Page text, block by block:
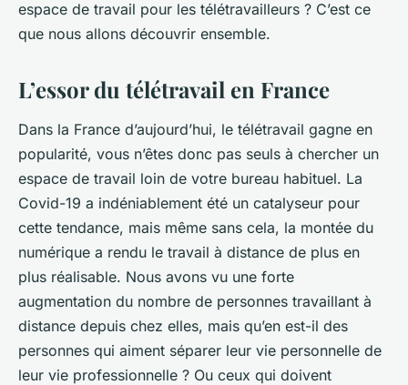
espace de travail pour les télétravailleurs ? C’est ce
que nous allons découvrir ensemble.
L’essor du télétravail en France
Dans la France d’aujourd’hui, le télétravail gagne en
popularité, vous n’êtes donc pas seuls à chercher un
espace de travail loin de votre bureau habituel. La
Covid-19 a indéniablement été un catalyseur pour
cette tendance, mais même sans cela, la montée du
numérique a rendu le travail à distance de plus en
plus réalisable. Nous avons vu une forte
augmentation du nombre de personnes travaillant à
distance depuis chez elles, mais qu’en est-il des
personnes qui aiment séparer leur vie personnelle de
leur vie professionnelle ? Ou ceux qui doivent